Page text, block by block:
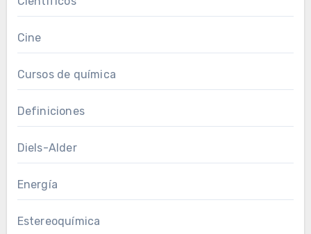
Cine
Cursos de química
Definiciones
Diels-Alder
Energía
Estereoquímica